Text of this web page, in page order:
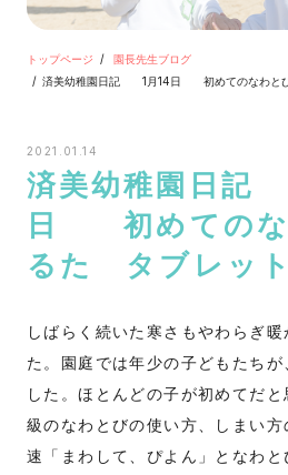
トップページ
園長先生ブログ
済美幼稚園日記 1月14日 初めてのなわと
2021.01.14
済美幼稚園日
日 初めての
るた タブレット
しばらく続いた寒さもやわらぎ
た。園庭では年少の子どもたち
した。ほとんどの子が初めてだ
級のなわとびの使い方、しまい
速「まわして、ぴよん」となわ